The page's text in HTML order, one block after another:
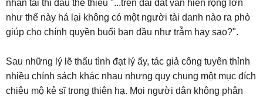
nhân tài thì đâu thể thiếu "...trên dải đất văn hiến rộng lớn
như thế này há lại không có một người tài danh nào ra phò
giúp cho chính quyền buổi ban đầu như trẫm hay sao?".
Sau những lý lẽ thấu tình đạt lý ấy, tác giả công tuyên thỉnh
nhiều chính sách khác nhau nhưng quy chung một mục đích
chiêu mộ kẻ sĩ trong thiên hạ. Mọi người dân không phân